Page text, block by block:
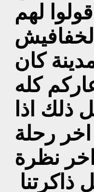
لهم
كان
كله
ذلك اذا
رحلة
اخر نظرة